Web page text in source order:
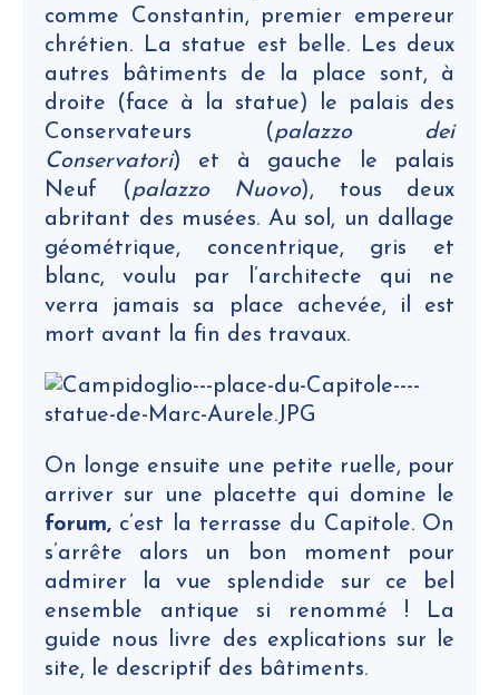
comme Constantin, premier empereur
chrétien. La statue est belle. Les deux
autres bâtiments de la place sont, à
droite (face à la statue) le palais des
Conservateurs (palazzo dei
Conservatori) et à gauche le palais
Neuf (palazzo Nuovo), tous deux
abritant des musées. Au sol, un dallage
géométrique, concentrique, gris et
blanc, voulu par l’architecte qui ne
verra jamais sa place achevée, il est
mort avant la fin des travaux.
On longe ensuite une petite ruelle, pour
arriver sur une placette qui domine le
forum, c’est la terrasse du Capitole. On
s’arrête alors un bon moment pour
admirer la vue splendide sur ce bel
ensemble antique si renommé ! La
guide nous livre des explications sur le
site, le descriptif des bâtiments.